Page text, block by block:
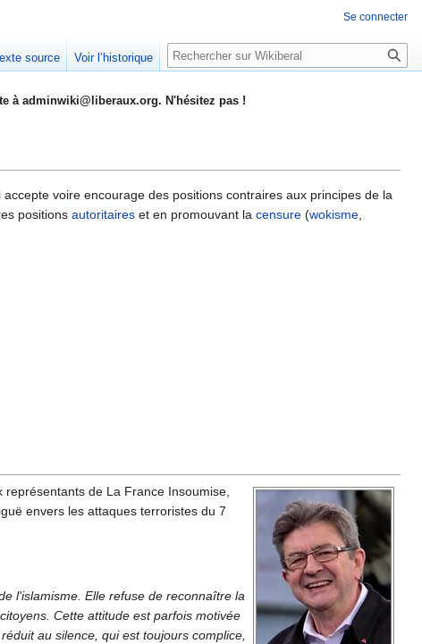
à adminwiki@liberaux.org. N'hésitez pas !
accepte voire encourage des positions contraires aux principes de la
positions autoritaires et en promouvant la censure (wokisme,
représentants de La France Insoumise,
envers les attaques terroristes du 7
l'islamisme. Elle refuse de reconnaître la
Cette attitude est parfois motivée
au silence, qui est toujours complice,
Se connecter
source Voir l’historique Rechercher